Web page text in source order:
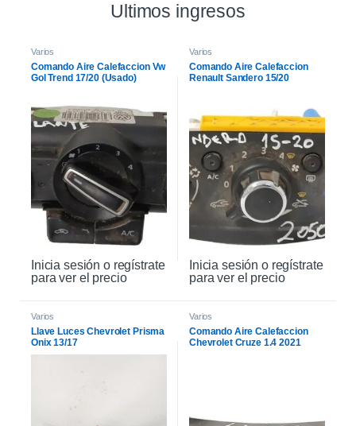
Ultimos ingresos
Varios
Comando Aire Calefaccion Vw
Gol Trend 17/20 (Usado)
Inicia sesión o regístrate
para ver el precio
Varios
Comando Aire Calefaccion
Renault Sandero 15/20
Inicia sesión o regístrate
para ver el precio
Varios
Llave Luces Chevrolet Prisma
Onix 13/17
Varios
Comando Aire Calefaccion
Chevrolet Cruze 1.4 2021